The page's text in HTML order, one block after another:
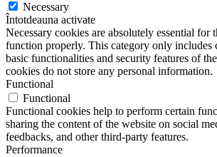
Necessary
Întotdeauna activate
Necessary cookies are absolutely essential for
function properly. This category only includes
basic functionalities and security features of
cookies do not store any personal information.
Functional
Functional
Functional cookies help to perform certain
sharing the content of the website on social
feedbacks, and other third-party features.
Performance